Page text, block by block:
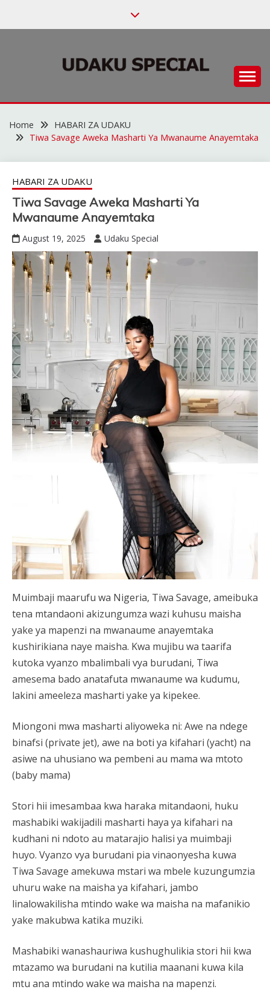
UDAKU SPECIAL
Home
HABARI ZA UDAKU
Tiwa Savage Aweka Masharti Ya Mwanaume Anayemtaka
HABARI ZA UDAKU
Tiwa Savage Aweka Masharti Ya
Mwanaume Anayemtaka
August 19, 2025 Udaku Special
Muimbaji maarufu wa Nigeria, Tiwa Savage, ameibuka
tena mtandaoni akizungumza wazi kuhusu maisha
yake ya mapenzi na mwanaume anayemtaka
kushirikiana naye maisha. Kwa mujibu wa taarifa
kutoka vyanzo mbalimbali vya burudani, Tiwa
amesema bado anatafuta mwanaume wa kudumu,
lakini ameeleza masharti yake ya kipekee.
Miongoni mwa masharti aliyoweka ni: Awe na ndege
binafsi (private jet), awe na boti ya kifahari (yacht) na
asiwe na uhusiano wa pembeni au mama wa mtoto
(baby mama)
Stori hii imesambaa kwa haraka mitandaoni, huku
mashabiki wakijadili masharti haya ya kifahari na
kudhani ni ndoto au matarajio halisi ya muimbaji
huyo. Vyanzo vya burudani pia vinaonyesha kuwa
Tiwa Savage amekuwa mstari wa mbele kuzungumzia
uhuru wake na maisha ya kifahari, jambo
linalowakilisha mtindo wake wa maisha na mafanikio
yake makubwa katika muziki.
Mashabiki wanashauriwa kushughulikia stori hii kwa
mtazamo wa burudani na kutilia maanani kuwa kila
mtu ana mtindo wake wa maisha na mapenzi.